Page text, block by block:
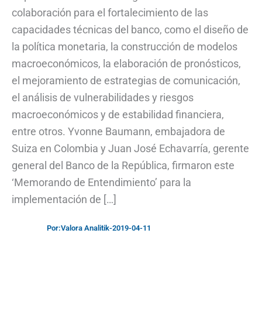
colaboración para el fortalecimiento de las
capacidades técnicas del banco, como el diseño de
la política monetaria, la construcción de modelos
macroeconómicos, la elaboración de pronósticos,
el mejoramiento de estrategias de comunicación,
el análisis de vulnerabilidades y riesgos
macroeconómicos y de estabilidad financiera,
entre otros. Yvonne Baumann, embajadora de
Suiza en Colombia y Juan José Echavarría, gerente
general del Banco de la República, firmaron este
‘Memorando de Entendimiento’ para la
implementación de […]
Por:Valora Analitik-2019-04-11